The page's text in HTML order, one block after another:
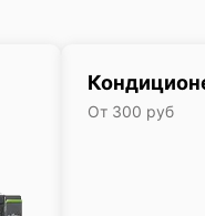
От 300 руб